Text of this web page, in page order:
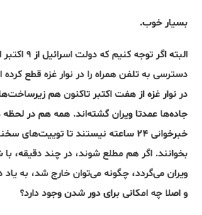
بسیار خوب.
البته اگر
دسترسی به تلفن همراه را در نوار غزه قطع
در نوار غزه از هفت اکتبر تاکنون هم
جاده‌ها عمدتا ویران گشته‌اند. همه هم در لحظه
خبرخوانی ۲۴ ساعته نیستند تا
بخوانند. اگر هم مطلع شوند، در چند دقیقه، با
ویران می‌گردد، چگونه می‌توان خارج شد، به
و اصلا چه امکانی برای دور شدن وجود دارد؟